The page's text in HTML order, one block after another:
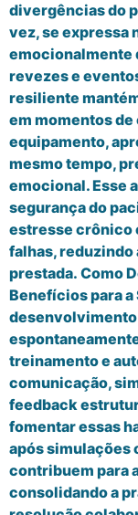
divergências do
vez, se expressa
emocionalmente
revezes e
resiliente
em momentos
equipamento,
mesmo tempo,
emocional. Esse
segurança do
estresse crônico
falhas, reduzindo
prestada. Como
Benefícios para a
treinamento e
comunicação,
feedback
fomentar essas
após simulações
contribuem para
consolidando a